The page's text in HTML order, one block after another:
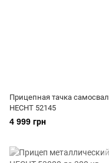
Прицепная тачка самосвал
HECHT 52145
4 999 грн